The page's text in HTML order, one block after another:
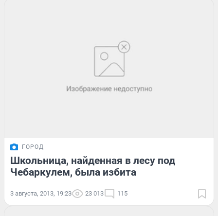
ГОРОД
Школьница, найденная в лесу под
Чебаркулем, была избита
3 августа, 2013, 19:23 23 013 115